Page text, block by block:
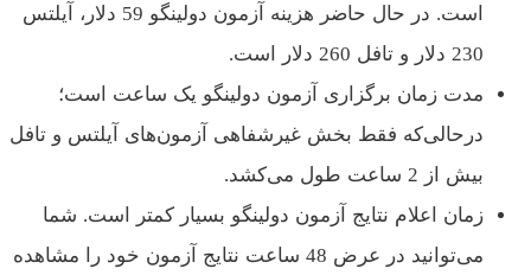
است. در حال حاضر هزینه آزمون دولینگو 59 دلار، آيلتس
230 دلار و تافل 260 دلار است.
مدت زمان برگزاری آزمون دولینگو یک ساعت است؛
درحالی‌که فقط بخش غیرشفاهی آزمون‌های آیلتس و تافل
بیش از 2 ساعت طول می‌کشد.
زمان اعلام نتایج آزمون دولینگو بسیار کمتر است. شما
می‌توانید در عرض 48 ساعت نتایج آزمون خود را مشاهده